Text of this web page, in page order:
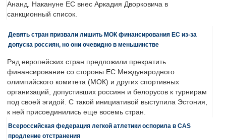
Ананд. Накануне ЕС внес Аркадия Дворковича в
санкционный список.
Девять стран призвали лишить МОК финансирования ЕС из-за
допуска россиян, но они очевидно в меньшинстве
Ряд европейских стран предложили прекратить
финансирование со стороны ЕС Международного
олимпийского комитета (МОК) и других спортивных
организаций, допустивших россиян и белорусов к турнирам
под своей эгидой. С такой инициативой выступила Эстония,
к ней присоединились еще восемь стран.
Всероссийская федерация легкой атлетики оспорила в CAS
продление отстранения